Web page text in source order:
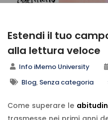
Estendi il tuo
alla lettura veloce
Info iMemo University
Blog, Senza categoria
Come superare le